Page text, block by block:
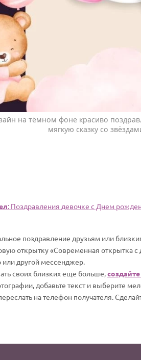
на тёмном фоне красиво
мягкую сказку со
: Поздравления девочке c Днем
поздравление друзьям или
открытку «Современная открытка
или другой мессенджер.
своих близких еще больше,
добавьте текст и выберите
на телефон получателя.